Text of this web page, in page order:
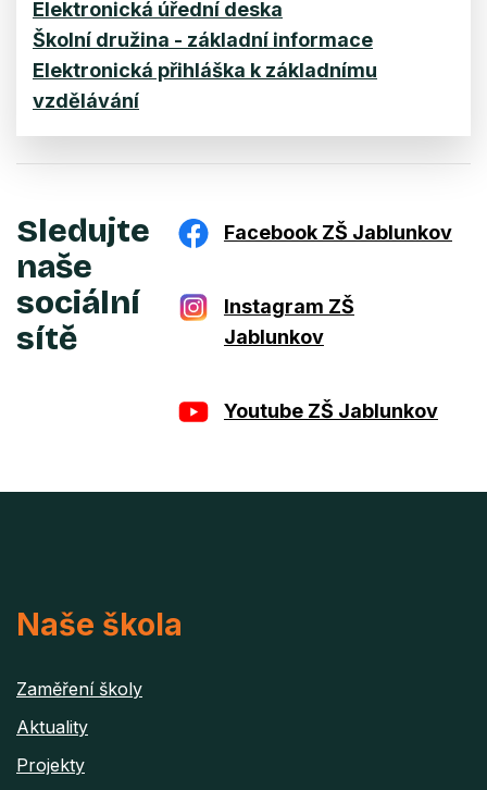
Elektronická úřední deska
Školní družina - základní informace
Elektronická přihláška k základnímu
vzdělávání
Sledujte
naše
sociální
sítě
Facebook ZŠ Jablunkov
Instagram ZŠ
Jablunkov
Youtube ZŠ Jablunkov
Naše škola
Zaměření školy
Aktuality
Projekty